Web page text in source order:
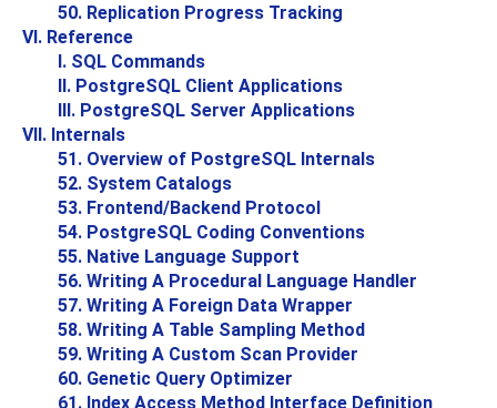
50. Replication Progress Tracking
VI. Reference
I. SQL Commands
II. PostgreSQL Client Applications
III. PostgreSQL Server Applications
VII. Internals
51. Overview of PostgreSQL Internals
52. System Catalogs
53. Frontend/Backend Protocol
54. PostgreSQL Coding Conventions
55. Native Language Support
56. Writing A Procedural Language Handler
57. Writing A Foreign Data Wrapper
58. Writing A Table Sampling Method
59. Writing A Custom Scan Provider
60. Genetic Query Optimizer
61. Index Access Method Interface Definition